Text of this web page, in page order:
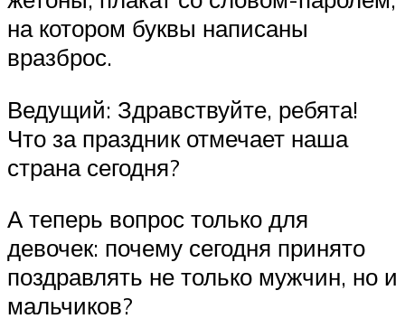
на котором буквы написаны
вразброс.
Ведущий: Здравствуйте, ребята!
Что за праздник отмечает наша
страна сегодня?
А теперь вопрос только для
девочек: почему сегодня принято
поздравлять не только мужчин, но и
мальчиков?